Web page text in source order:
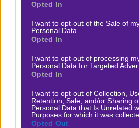
use your data for below specified
consent section.
Opted In
I want to opt-out of the Sale of
Personal Data.
Opted In
I want to opt-out of processing
Personal Data for Targeted
Opted In
I want to opt-out of Collection,
Retention, Sale, and/or Sharing
Personal Data that Is Unrelated
Purposes for which it was
Opted Out
ξεχειλίζει οι φιλοξενούμενοι.
για καθημερινό περιεχόμενο, όπως
για έξτρα περιεχόμενο και
Δείτε με ένα κλικ τις καλύτερες